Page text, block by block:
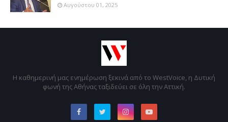
Αυγούστου 01, 2025
Η καθημερινή μας ενημέρωση ξεκινά από το WestVoice, η Δυτική
φωνή της Αθήνας ταξιδεύει σε όλη την Αττική.